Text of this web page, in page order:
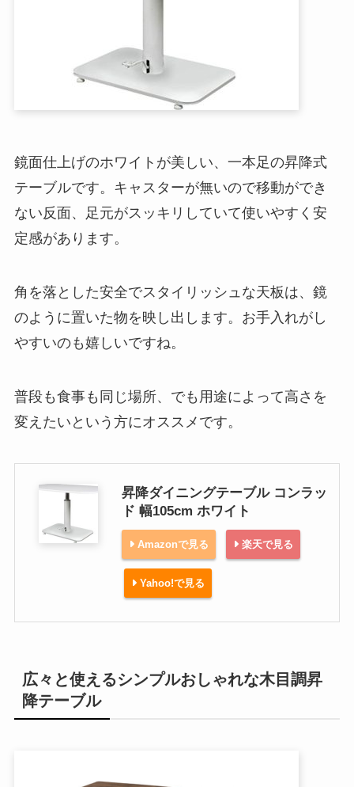
鏡面仕上げのホワイトが美しい、一本足の昇降式
テーブルです。キャスターが無いので移動ができ
ない反面、足元がスッキリしていて使いやすく安
定感があります。
角を落とした安全でスタイリッシュな天板は、鏡
のように置いた物を映し出します。お手入れがし
やすいのも嬉しいですね。
普段も食事も同じ場所、でも用途によって高さを
変えたいという方にオススメです。
昇降ダイニングテーブル コンラッ
ド 幅105cm ホワイト
Amazonで見る 楽天で見る
Yahoo!で見る
広々と使えるシンプルおしゃれな木目調昇
降テーブル